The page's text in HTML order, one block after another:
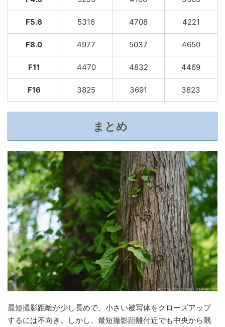
F5.6 5316 4708 4221
F8.0 4977 5037 4650
F11 4470 4832 4469
F16 3825 3691 3823
まとめ
最短撮影距離が少し長めで、小さい被写体をクローズアップ
するには不向き。しかし、最短撮影距離付近でも中央から隅